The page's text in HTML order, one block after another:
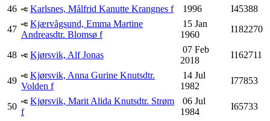
46
Karlsnes, Målfrid Kanutte Krangnes f 1996
I45388
47
Kjærvågsund, Emma Martine
Andreasdtr. Blomsø f
15 Jan
1960
I182270
48 Kjørsvik, Alf Jonas
07 Feb
2018
I162711
49
Kjørsvik, Anna Gurine Knutsdtr.
Volden f
14 Jul
1982
I77853
50
Kjørsvik, Marit Alida Knutsdtr. Strøm
f
06 Jul
1984
I65733